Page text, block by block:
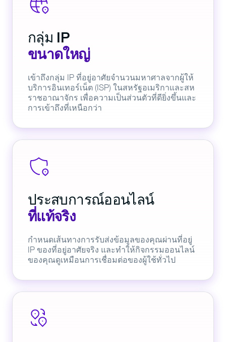
กลุ่ม IP
ขนาดใหญ่
เข้าถึงกลุ่ม IP ที่อยู่อาศัยจำนวนมหาศาลจากผู้ให้
บริการอินเทอร์เน็ต (ISP) ในสหรัฐอเมริกาและสห
ราชอาณาจักร เพื่อความเป็นส่วนตัวที่ดียิ่งขึ้นและ
การเข้าถึงที่เหนือกว่า
ประสบการณ์ออนไลน์
ที่แท้จริง
กำหนดเส้นทางการรับส่งข้อมูลของคุณผ่านที่อยู่
IP ของที่อยู่อาศัยจริง และทำให้กิจกรรมออนไลน์
ของคุณดูเหมือนการเชื่อมต่อของผู้ใช้ทั่วไป